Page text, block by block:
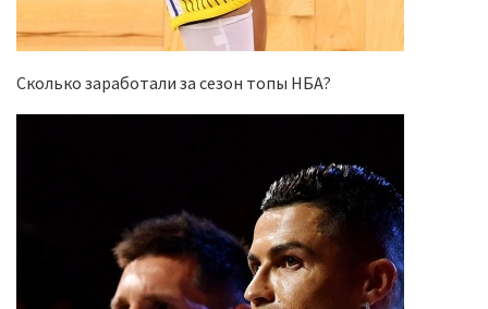
Сколько заработали за сезон топы НБА?